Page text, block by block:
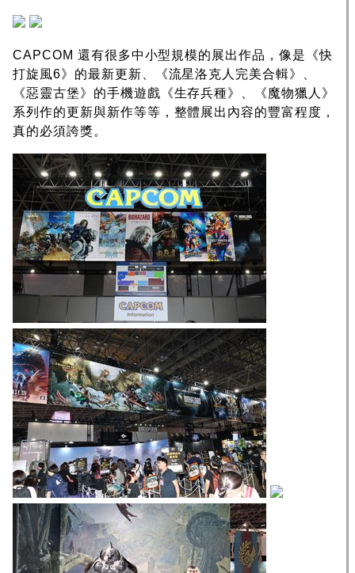
CAPCOM 還有很多中小型規模的展出作品，像是《快
打旋風6》的最新更新、《流星洛克人完美合輯》、
《惡靈古堡》的手機遊戲《生存兵種》、《魔物獵人》
系列作的更新與新作等等，整體展出內容的豐富程度，
真的必須誇獎。